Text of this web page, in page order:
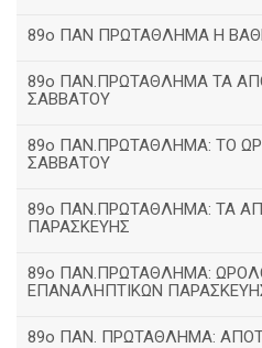
89ο ΠΑΝ ΠΡΩΤΑΘΛΗΜΑ Η
89ο ΠΑΝ.ΠΡΩΤΑΘΛΗΜΑ ΤΑ
ΣΑΒΒΑΤΟΥ
89ο ΠΑΝ.ΠΡΩΤΑΘΛΗΜΑ: ΤΟ
ΣΑΒΒΑΤΟΥ
89ο ΠΑΝ.ΠΡΩΤΑΘΛΗΜΑ: ΤΑ
ΠΑΡΑΣΚΕΥΗΣ
89ο ΠΑΝ.ΠΡΩΤΑΘΛΗΜΑ:
ΕΠΑΝΑΛΗΠΤΙΚΩΝ
89ο ΠΑΝ. ΠΡΩΤΑΘΛΗΜΑ: